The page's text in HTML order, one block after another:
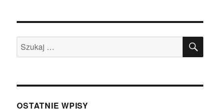
wpisach
STR
ONA
Szukaj:
OSTATNIE WPISY